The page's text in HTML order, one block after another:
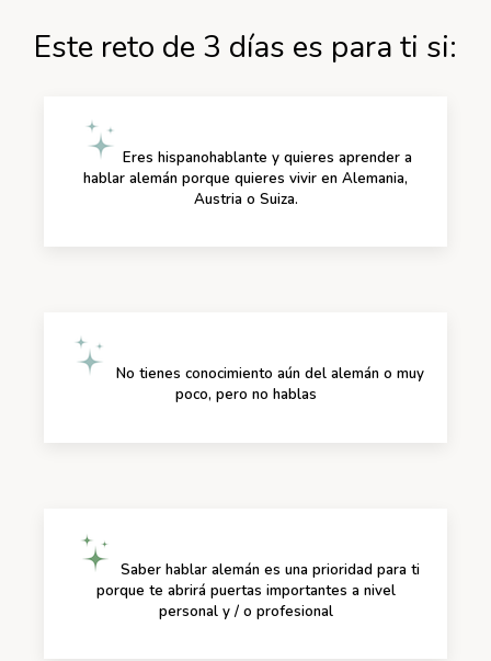
Este reto de 3 días es para ti si:
Eres hispanohablante y quieres aprender a
hablar alemán porque quieres vivir en Alemania,
Austria o Suiza.
No tienes conocimiento aún del alemán o muy
poco, pero no hablas
Saber hablar alemán es una prioridad para ti
porque te abrirá puertas importantes a nivel
personal y / o profesional